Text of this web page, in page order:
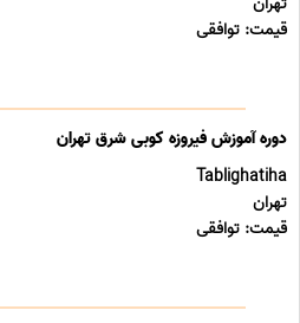
قیمت: توافقی
دوره آموزش فیروزه کوبی شرق تهران
Tablighatiha
تهران
قیمت: توافقی